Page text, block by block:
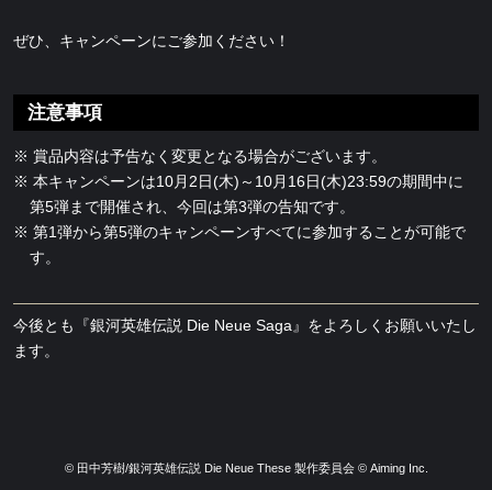
ぜひ、キャンペーンにご参加ください！
注意事項
賞品内容は予告なく変更となる場合がございます。
本キャンペーンは10月2日(木)～10月16日(木)23:59の期間中に
第5弾まで開催され、今回は第3弾の告知です。
第1弾から第5弾のキャンペーンすべてに参加することが可能で
す。
今後とも『銀河英雄伝説 Die Neue Saga』をよろしくお願いいたし
ます。
© 田中芳樹/銀河英雄伝説 Die Neue These 製作委員会 © Aiming Inc.